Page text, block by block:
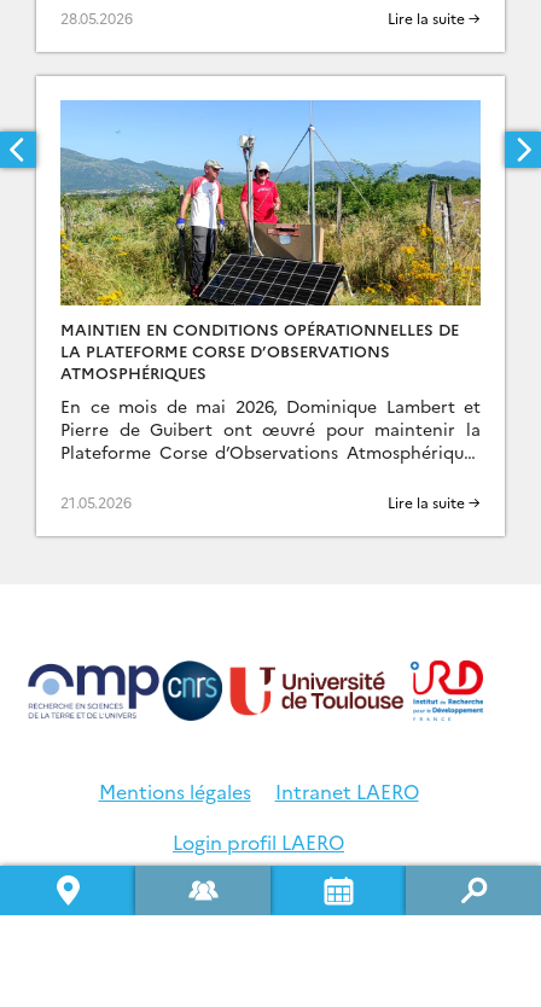
atmosphérique. La campagne vise des […]
28.05.2026 Lire la suite →
MAINTIEN EN CONDITIONS OPÉRATIONNELLES DE
LA PLATEFORME CORSE D’OBSERVATIONS
ATMOSPHÉRIQUES
En ce mois de mai 2026, Dominique Lambert et
Pierre de Guibert ont œuvré pour maintenir la
Plateforme Corse d’Observations Atmosphériques
en partenariat avec […]
21.05.2026 Lire la suite →
Mentions légales
Intranet LAERO
Login profil LAERO